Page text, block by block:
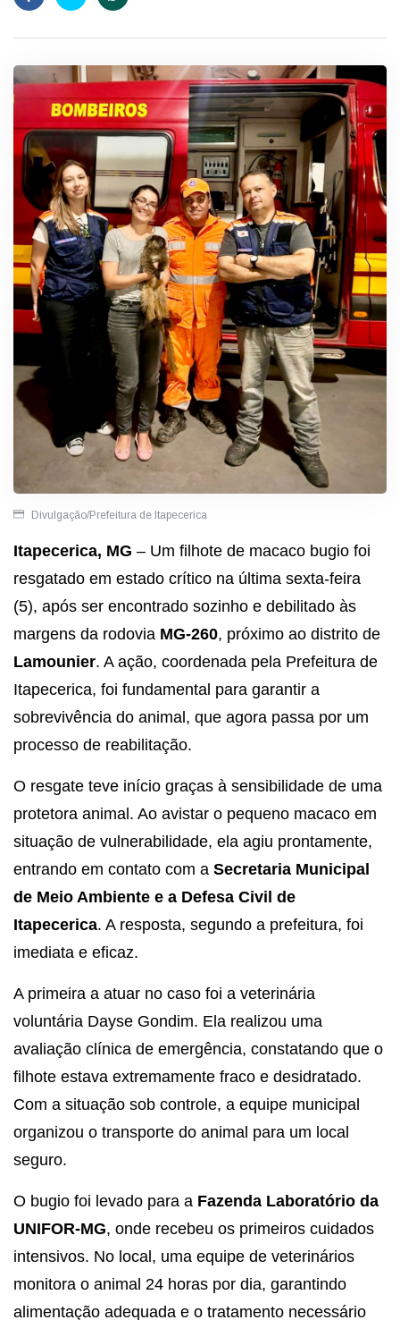
Divulgação/Prefeitura de Itapecerica
Itapecerica, MG – Um filhote de macaco bugio foi
resgatado em estado crítico na última sexta-feira
(5), após ser encontrado sozinho e debilitado às
margens da rodovia MG-260, próximo ao distrito de
Lamounier. A ação, coordenada pela Prefeitura de
Itapecerica, foi fundamental para garantir a
sobrevivência do animal, que agora passa por um
processo de reabilitação.
O resgate teve início graças à sensibilidade de uma
protetora animal. Ao avistar o pequeno macaco em
situação de vulnerabilidade, ela agiu prontamente,
entrando em contato com a Secretaria Municipal
de Meio Ambiente e a Defesa Civil de
Itapecerica. A resposta, segundo a prefeitura, foi
imediata e eficaz.
A primeira a atuar no caso foi a veterinária
voluntária Dayse Gondim. Ela realizou uma
avaliação clínica de emergência, constatando que o
filhote estava extremamente fraco e desidratado.
Com a situação sob controle, a equipe municipal
organizou o transporte do animal para um local
seguro.
O bugio foi levado para a Fazenda Laboratório da
UNIFOR-MG, onde recebeu os primeiros cuidados
intensivos. No local, uma equipe de veterinários
monitora o animal 24 horas por dia, garantindo
alimentação adequada e o tratamento necessário